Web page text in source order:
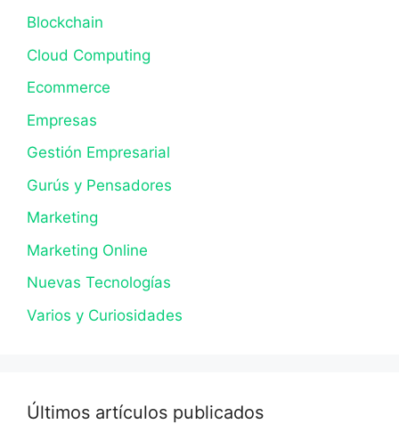
Blockchain
Cloud Computing
Ecommerce
Empresas
Gestión Empresarial
Gurús y Pensadores
Marketing
Marketing Online
Nuevas Tecnologías
Varios y Curiosidades
Últimos artículos publicados